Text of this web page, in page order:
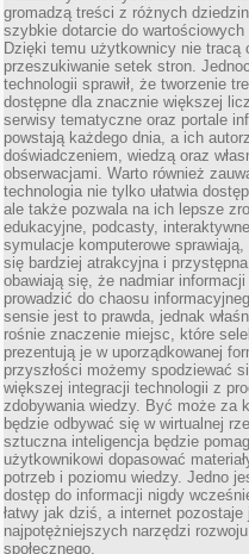
gromadzą treści z różnych
szybkie dotarcie do wartościowych
Dzięki temu użytkownicy nie tracą
przeszukiwanie setek stron.
technologii sprawił, że tworzenie
dostępne dla znacznie większej
serwisy tematyczne oraz portale
powstają każdego dnia, a ich
doświadczeniem, wiedzą oraz
obserwacjami. Warto również
technologia nie tylko ułatwia
ale także pozwala na ich lepsze
edukacyjne, podcasty,
symulacje komputerowe
się bardziej atrakcyjna i
obawiają się, że nadmiar
prowadzić do chaosu
sensie jest to prawda, jednak
rośnie znaczenie miejsc, które
prezentują je w uporządkowanej
przyszłości możemy spodziewać
większej integracji technologii z
zdobywania wiedzy. Być może za
będzie odbywać się w wirtualnej
sztuczna inteligencja będzie
użytkownikowi dopasować
potrzeb i poziomu wiedzy. Jedno
dostęp do informacji nigdy
łatwy jak dziś, a internet pozostaje
najpotężniejszych narzędzi
społecznego.